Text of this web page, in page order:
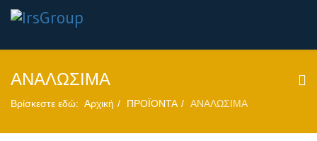
ΑΝΑΛΩΣΙΜΑ
Βρίσκεστε εδώ: Αρχική ΠΡΟΪΟΝΤΑ ΑΝΑΛΩΣΙΜΑ